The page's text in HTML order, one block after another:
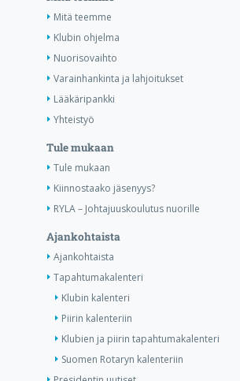
Mitä teemme
Klubin ohjelma
Nuorisovaihto
Varainhankinta ja lahjoitukset
Lääkäripankki
Yhteistyö
Tule mukaan
Tule mukaan
Kiinnostaako jäsenyys?
RYLA – Johtajuuskoulutus nuorille
Ajankohtaista
Ajankohtaista
Tapahtumakalenteri
Klubin kalenteri
Piirin kalenteriin
Klubien ja piirin tapahtumakalenteri
Suomen Rotaryn kalenteriin